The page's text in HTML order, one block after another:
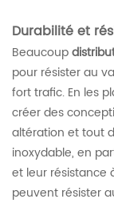
Durabilité et
Beaucoup
pour résister au
fort trafic. En les
créer des
altération et tout
inoxydable, en
et leur résistance
peuvent résister